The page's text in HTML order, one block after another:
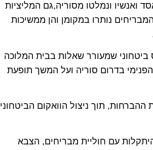
ונמלטו מסוריה,גם המליציות
נותרו במקומן והן ממשיכות
ביטחוני שמעורר שאלות בבית המלוכה
בדרום סוריה ועל המשך תופעת
תוך ניצול הוואקום הביטחוני
עם חוליית מבריחים, הצבא